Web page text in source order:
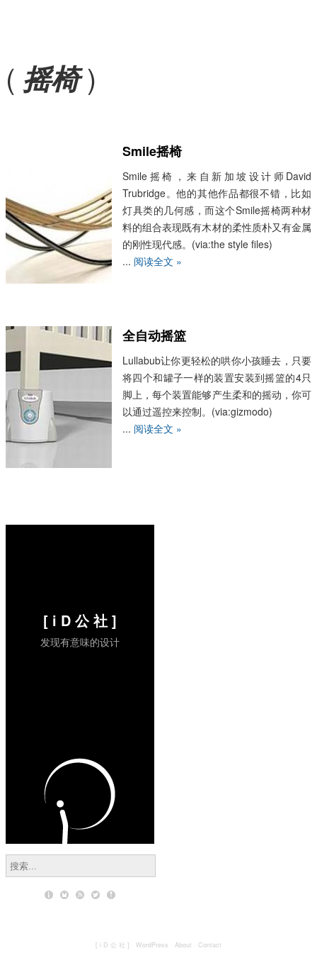
( 摇椅)
Smile摇椅
Smile摇椅，来自新加坡设计师David
Trubridge。他的其他作品都很不错，比如
灯具类的几何感，而这个Smile摇椅两种材
料的组合表现既有木材的柔性质朴又有金属
的刚性现代感。(via:the style files)
... 阅读全文 »
全自动摇篮
Lullabub让你更轻松的哄你小孩睡去，只要
将四个和罐子一样的装置安装到摇篮的4只
脚上，每个装置能够产生柔和的摇动，你可
以通过遥控来控制。(via:gizmodo)
... 阅读全文 »
[ i D 公 社 ]
发现有意味的设计
[ i D 公 社 ] WordPress About Contact